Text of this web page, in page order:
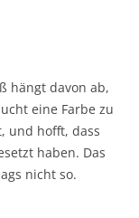
hängt davon ab,
eine Farbe zu
und hofft, dass
haben. Das
nicht so.